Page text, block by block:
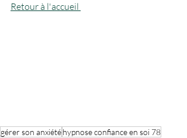
Retour à l'accueil
gérer son anxiétéhypnose confiance en soi 78